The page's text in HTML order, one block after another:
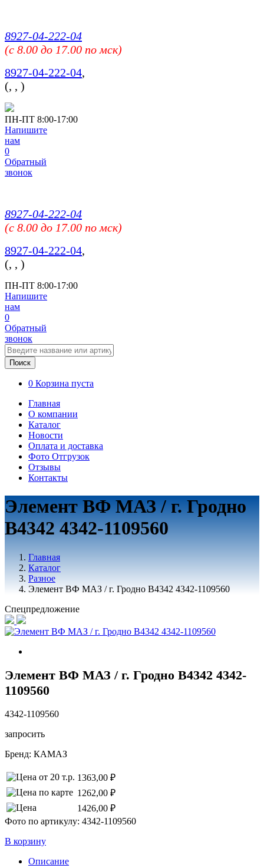
8927-04-222-04
(c 8.00 до 17.00 по мск)
8927-04-222-04,
(, , )
ПН-ПТ 8:00-17:00
Напишите
нам
0
Обратный
звонок
8927-04-222-04
(c 8.00 до 17.00 по мск)
8927-04-222-04,
(, , )
ПН-ПТ 8:00-17:00
Напишите
нам
0
Обратный
звонок
Поиск
0 Корзина пуста
Главная
О компании
Каталог
Новости
Оплата и доставка
Фото Отгрузок
Отзывы
Контакты
Элемент ВФ МАЗ / г. Гродно
В4342 4342-1109560
Главная
Каталог
Разное
Элемент ВФ МАЗ / г. Гродно В4342 4342-1109560
Спецпредложение
Элемент ВФ МАЗ / г. Гродно В4342 4342-
1109560
4342-1109560
запросить
Бренд: КАМАЗ
1363,00 ₽
1262,00 ₽
1426,00 ₽
Фото по артикулу: 4342-1109560
В корзину
Описание